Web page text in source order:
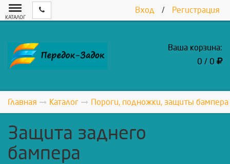
Вход / Регистрация
КАТАЛОГ
Ваша корзина:
0 / 0
Главная Каталог Пороги, подножки, защиты
Защита заднего
бампера